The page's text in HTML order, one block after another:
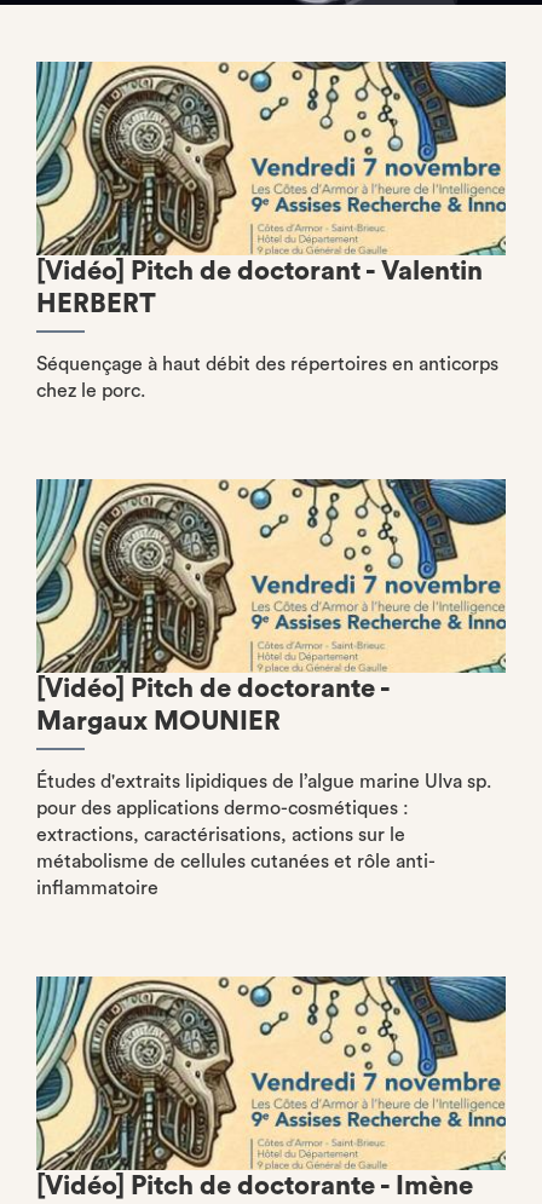
[Vidéo] Pitch de doctorant - Valentin
HERBERT
Séquençage à haut débit des répertoires en anticorps
chez le porc.
[Vidéo] Pitch de doctorante -
Margaux MOUNIER
Études d'extraits lipidiques de l’algue marine Ulva sp.
pour des applications dermo-cosmétiques :
extractions, caractérisations, actions sur le
métabolisme de cellules cutanées et rôle anti-
inflammatoire
[Vidéo] Pitch de doctorante - Imène